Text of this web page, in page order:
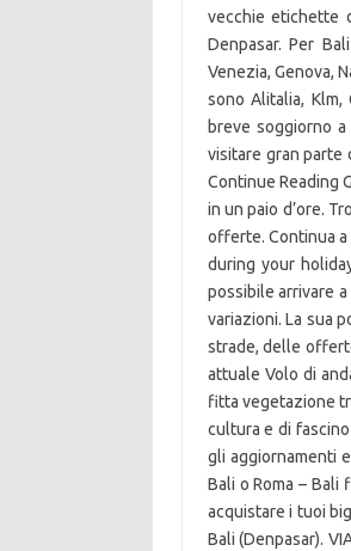
vecchie etichette
Denpasar. Per
Venezia, Genova,
sono Alitalia, Klm,
breve soggiorno
visitare gran parte
Continue Reading
in un paio d’ore.
offerte. Continua a
during your
possibile arrivare
variazioni. La sua
strade, delle
attuale Volo di
fitta vegetazione
cultura e di
gli aggiornamenti
Bali o Roma –
acquistare i tuoi
Bali (Denpasar).